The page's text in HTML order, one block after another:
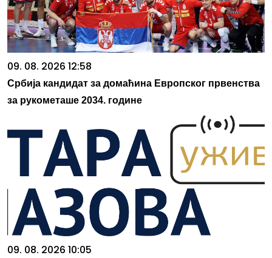
09. 08. 2026 12:58
Србија кандидат за домаћина Европског првенства
за рукометаше 2034. године
09. 08. 2026 10:05